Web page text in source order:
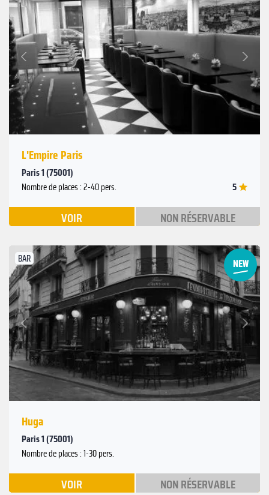
Précédent
Suivant
L'Empire Paris
Paris 1 (75001)
Nombre de places : 2-40 pers. 5
VOIR NON RÉSERVABLE
BAR
Précédent
Suivant
Huga
Paris 1 (75001)
Nombre de places : 1-30 pers.
VOIR NON RÉSERVABLE